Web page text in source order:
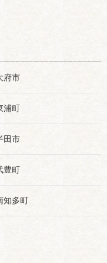
府市
浦町
田市
豊町
知多町